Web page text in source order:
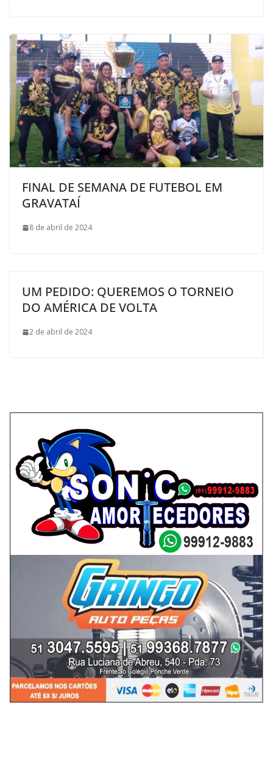
FINAL DE SEMANA DE FUTEBOL EM
GRAVATAÍ
8 de abril de 2024
UM PEDIDO: QUEREMOS O TORNEIO
DO AMÉRICA DE VOLTA
2 de abril de 2024